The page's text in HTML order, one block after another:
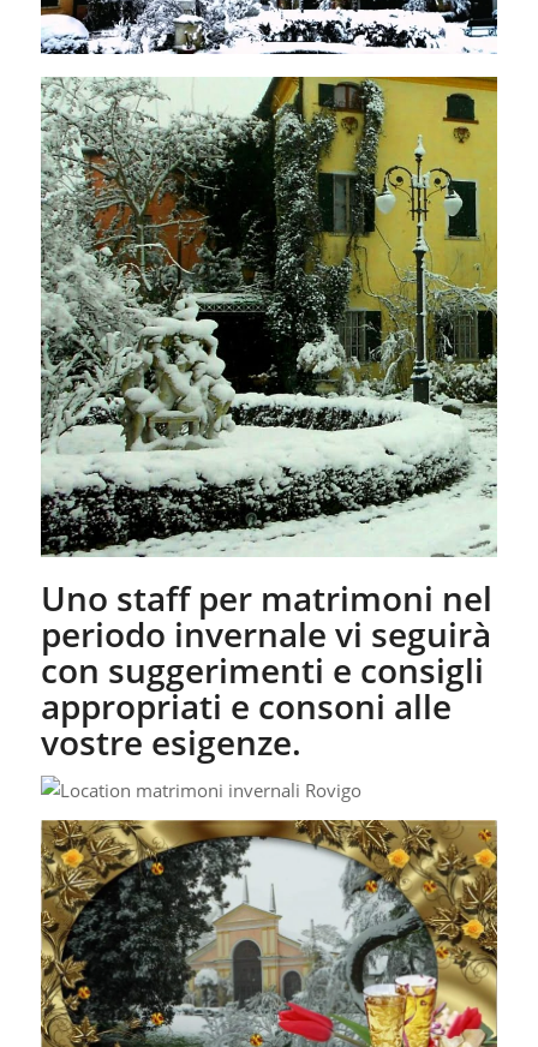
Uno staff per matrimoni nel
periodo invernale vi seguirà
con suggerimenti e consigli
appropriati e consoni alle
vostre esigenze.